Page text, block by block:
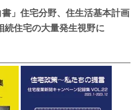
書」住宅分野、住生活基本計画
続住宅の大量発生視野に